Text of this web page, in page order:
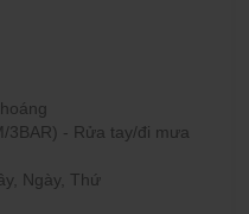
3BAR) - Rửa tay/đi mưa
Ngày, Thứ